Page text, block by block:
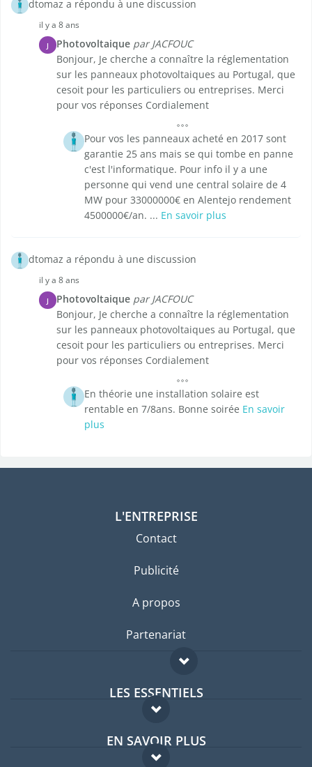
dtomaz a répondu à une discussion
il y a 8 ans
J Photovoltaique par JACFOUC
Bonjour, Je cherche a connaître la réglementation
sur les panneaux photovoltaiques au Portugal, que
cesoit pour les particuliers ou entreprises. Merci
pour vos réponses Cordialement
Pour vos les panneaux acheté en 2017 sont
garantie 25 ans mais se qui tombe en panne
c'est l'informatique. Pour info il y a une
personne qui vend une central solaire de 4
MW pour 33000000€ en Alentejo rendement
4500000€/an. ... En savoir plus
dtomaz a répondu à une discussion
il y a 8 ans
J Photovoltaique par JACFOUC
Bonjour, Je cherche a connaître la réglementation
sur les panneaux photovoltaiques au Portugal, que
cesoit pour les particuliers ou entreprises. Merci
pour vos réponses Cordialement
En théorie une installation solaire est
rentable en 7/8ans. Bonne soirée En savoir
plus
L'ENTREPRISE
Contact
Publicité
A propos
Partenariat
LES ESSENTIELS
Forum expatriés
Guides pays
EN SAVOIR PLUS
FAQ